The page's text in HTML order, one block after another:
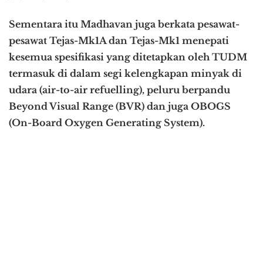
Sementara itu Madhavan juga berkata pesawat-
pesawat Tejas-Mk1A dan Tejas-Mk1 menepati
kesemua spesifikasi yang ditetapkan oleh TUDM
termasuk di dalam segi kelengkapan minyak di
udara (air-to-air refuelling), peluru berpandu
Beyond Visual Range (BVR) dan juga OBOGS
(On-Board Oxygen Generating System).